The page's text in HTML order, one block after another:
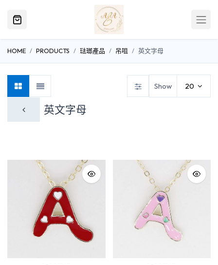
HOME PRODUCTS 琺瑯產品 吊咀 英文字母
英文字母
Show 20